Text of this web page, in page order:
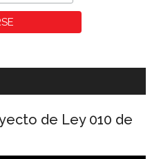
de Ley 010 de